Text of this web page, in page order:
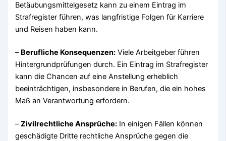
Betäubungsmittelgesetz kann zu einem Eintrag im
Strafregister führen, was langfristige Folgen für Karriere
und Reisen haben kann.
– Berufliche Konsequenzen: Viele Arbeitgeber führen
Hintergrundprüfungen durch. Ein Eintrag im Strafregister
kann die Chancen auf eine Anstellung erheblich
beeinträchtigen, insbesondere in Berufen, die ein hohes
Maß an Verantwortung erfordern.
–Zivilrechtliche Ansprüche: In einigen Fällen können
geschädigte Dritte rechtliche Ansprüche gegen die